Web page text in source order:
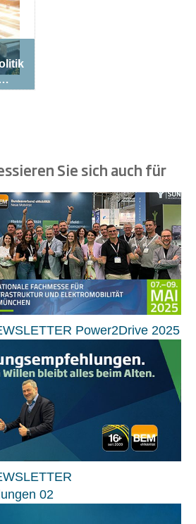
Sie sich auch für
Power2Drive 2025
02